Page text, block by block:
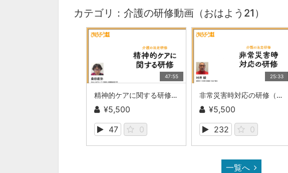
カテゴリ：介護の研修動画（おはよう21）
47:55
精神的ケアに関する研修(介護の法定研修)
¥5,500
47
0
25:33
非常災害時対応の研修（介護の法定研修）
¥5,500
232
0
一覧へ